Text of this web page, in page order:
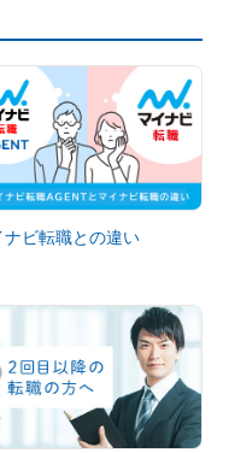
ナビ転職との違い